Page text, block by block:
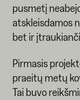
pusmetį
atskleisdamos
bet ir
Pirmasis
praeitų metų
Tai buvo